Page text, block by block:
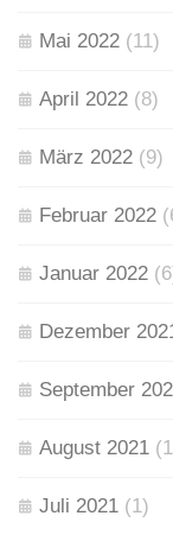
Mai 2022 (11)
April 2022 (8)
März 2022 (9)
Februar 2022
Januar 2022
Dezember
September
August 2021
Juli 2021 (1)